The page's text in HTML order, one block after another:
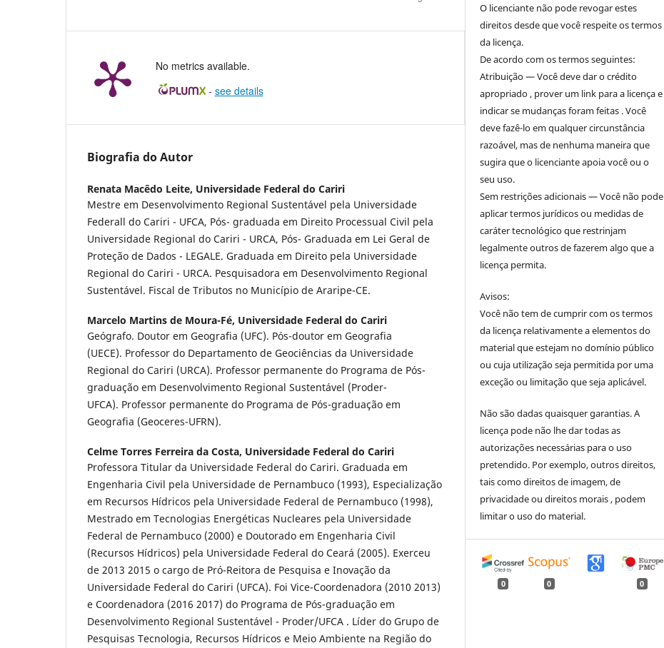
No metrics available.
- see details
Biografia do Autor
Renata Macêdo Leite, Universidade Federal do Cariri
Mestre em Desenvolvimento Regional Sustentável pela Universidade
Federall do Cariri - UFCA, Pós- graduada em Direito Processual Civil pela
Universidade Regional do Cariri - URCA, Pós- Graduada em Lei Geral de
Proteção de Dados - LEGALE. Graduada em Direito pela Universidade
Regional do Cariri - URCA. Pesquisadora em Desenvolvimento Regional
Sustentável. Fiscal de Tributos no Município de Araripe-CE.
Marcelo Martins de Moura-Fé, Universidade Federal do Cariri
Geógrafo. Doutor em Geografia (UFC). Pós-doutor em Geografia
(UECE). Professor do Departamento de Geociências da Universidade
Regional do Cariri (URCA). Professor permanente do Programa de Pós-
graduação em Desenvolvimento Regional Sustentável (Proder-
UFCA). Professor permanente do Programa de Pós-graduação em
Geografia (Geoceres-UFRN).
Celme Torres Ferreira da Costa, Universidade Federal do Cariri
Professora Titular da Universidade Federal do Cariri. Graduada em
Engenharia Civil pela Universidade de Pernambuco (1993), Especialização
em Recursos Hídricos pela Universidade Federal de Pernambuco (1998),
Mestrado em Tecnologias Energéticas Nucleares pela Universidade
Federal de Pernambuco (2000) e Doutorado em Engenharia Civil
(Recursos Hídricos) pela Universidade Federal do Ceará (2005). Exerceu
de 2013 2015 o cargo de Pró-Reitora de Pesquisa e Inovação da
Universidade Federal do Cariri (UFCA). Foi Vice-Coordenadora (2010 2013)
e Coordenadora (2016 2017) do Programa de Pós-graduação em
Desenvolvimento Regional Sustentável - Proder/UFCA . Líder do Grupo de
Pesquisas Tecnologia, Recursos Hídricos e Meio Ambiente na Região do
O licenciante não pode revogar estes
direitos desde que você respeite os termos
da licença.
De acordo com os termos seguintes:
Atribuição — Você deve dar o crédito
apropriado , prover um link para a licença e
indicar se mudanças foram feitas . Você
deve fazê-lo em qualquer circunstância
razoável, mas de nenhuma maneira que
sugira que o licenciante apoia você ou o
seu uso.
Sem restrições adicionais — Você não pode
aplicar termos jurídicos ou medidas de
caráter tecnológico que restrinjam
legalmente outros de fazerem algo que a
licença permita.
Avisos:
Você não tem de cumprir com os termos
da licença relativamente a elementos do
material que estejam no domínio público
ou cuja utilização seja permitida por uma
exceção ou limitação que seja aplicável.
Não são dadas quaisquer garantias. A
licença pode não lhe dar todas as
autorizações necessárias para o uso
pretendido. Por exemplo, outros direitos,
tais como direitos de imagem, de
privacidade ou direitos morais , podem
limitar o uso do material.
0 0 0